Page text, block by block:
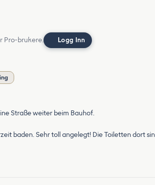
Pro-brukere. Logg Inn
Straße weiter beim Bauhof.
baden. Sehr toll angelegt! Die Toiletten dort